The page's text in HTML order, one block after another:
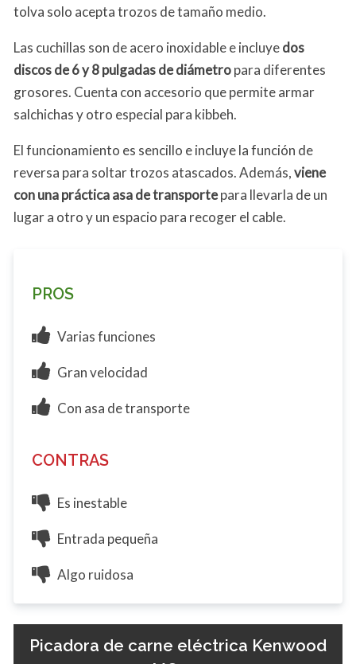
tolva solo acepta trozos de tamaño medio.
Las cuchillas son de acero inoxidable e incluyedos
discos de 6 y 8 pulgadas de diámetropara diferentes
grosores. Cuenta con accesorio que permite armar
salchichas y otro especial para kibbeh.
El funcionamiento es sencillo e incluye la función de
reversa para soltar trozos atascados. Además,viene
con una práctica asa de transportepara llevarla de un
lugar a otro y un espacio para recoger el cable.
PROS
Varias funciones
Gran velocidad
Con asa de transporte
CONTRAS
Es inestable
Entrada pequeña
Algo ruidosa
Picadora de carne eléctrica Kenwood